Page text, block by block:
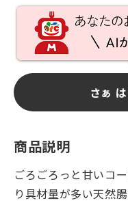
さぁ
商品説明
ごろごろっと甘いコ
り具材量が多い天然